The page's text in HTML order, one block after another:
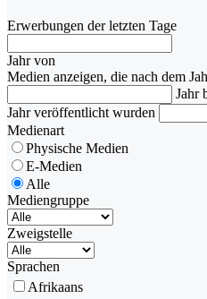
Erwerbungen der letzten Tage
Jahr von
Medien anzeigen, die nach dem
Jahr
Jahr veröffentlicht wurden
Medienart
Physische Medien
E-Medien
Alle
Mediengruppe
Zweigstelle
Sprachen
Afrikaans